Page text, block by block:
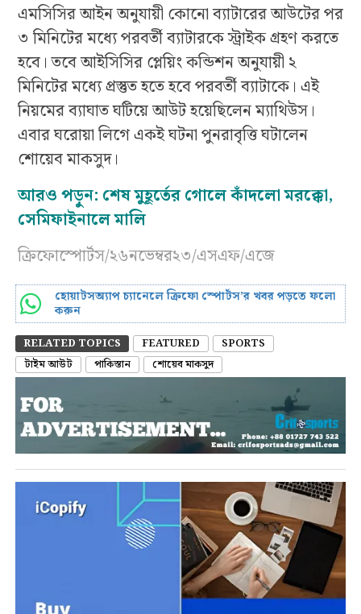
এমসিসির আইন অনুযায়ী কোনো ব্যাটারের আউটের পর
৩ মিনিটের মধ্যে পরবর্তী ব্যাটারকে স্ট্রাইক গ্রহণ করতে
হবে। তবে আইসিসির প্লেয়িং কন্ডিশন অনুযায়ী ২
মিনিটের মধ্যে প্রস্তুত হতে হবে পরবর্তী ব্যাটাকে। এই
নিয়মের ব্যাঘাত ঘটিয়ে আউট হয়েছিলেন ম্যাথিউস।
এবার ঘরোয়া লিগে একই ঘটনা পুনরাবৃত্তি ঘটালেন
শোয়েব মাকসুদ।
আরও পড়ুন: শেষ মুহূর্তের গোলে কাঁদলো মরক্কো,
সেমিফাইনালে মালি
ক্রিফোস্পোর্টস/২৬নভেম্বর২৩/এসএফ/এজে
হোয়াটসঅ্যাপ চ্যানেলে ক্রিফো স্পোর্টস’র খবর পড়তে ফলো
করুন
RELATED TOPICS FEATURED
SPORTS
টাইম আউট
পাকিস্তান শোয়েব মাকসুদ